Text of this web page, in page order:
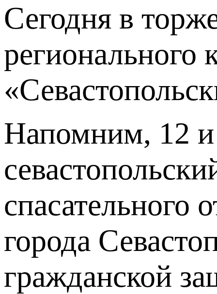
Сегодня в
регионального
Напомним, 12 и
спасательного
города
гражданской